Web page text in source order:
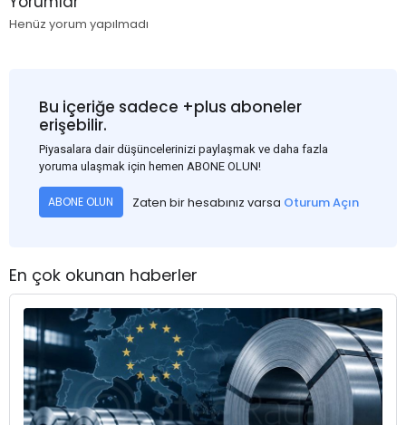
Henüz yorum yapılmadı
Bu içeriğe sadece +plus aboneler
erişebilir.
Piyasalara dair düşüncelerinizi paylaşmak ve daha fazla
yoruma ulaşmak için hemen ABONE OLUN!
ABONE OLUN Zaten bir hesabınız varsa Oturum Açın
En çok okunan haberler